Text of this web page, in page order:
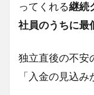
ってくれる継続
社員のうちに最
独立直後の不安
「入金の見込